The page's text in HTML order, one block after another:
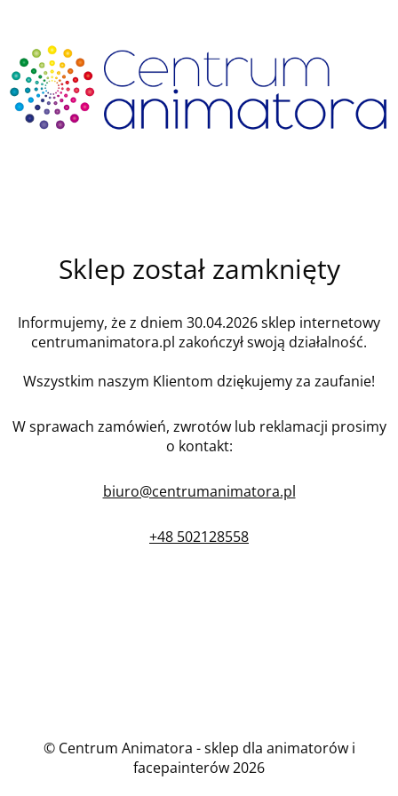
Sklep został zamknięty
Informujemy, że z dniem 30.04.2026 sklep internetowy
centrumanimatora.pl zakończył swoją działalność.
Wszystkim naszym Klientom dziękujemy za zaufanie!
W sprawach zamówień, zwrotów lub reklamacji prosimy
o kontakt:
biuro@centrumanimatora.pl
+48 502128558
© Centrum Animatora - sklep dla animatorów i
facepainterów 2026